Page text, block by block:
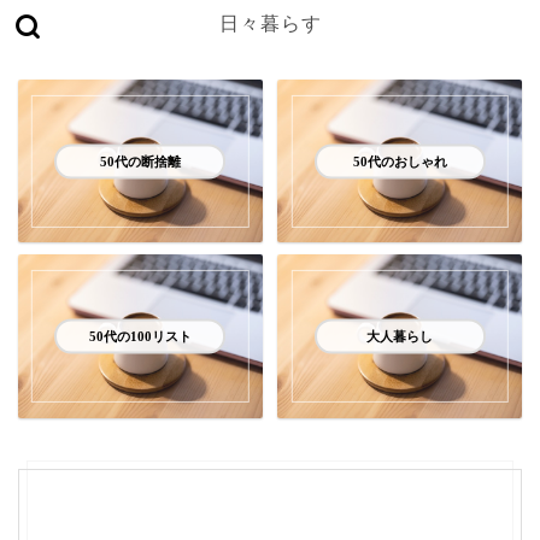
日々暮らす
50代の断捨離 50代のおしゃれ
50代の100リスト 大人暮らし